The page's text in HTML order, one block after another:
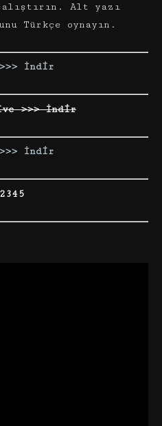
Alt yazı
Türkçe oynayın.
İndir
>>> İndir
İndir